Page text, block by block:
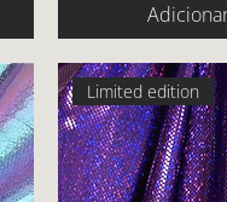
Limited edition